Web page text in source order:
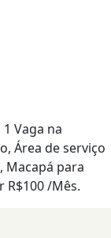
Vaga na
Área de serviço
Macapá para
/Mês.